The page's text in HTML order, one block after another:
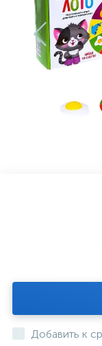
Добавить к